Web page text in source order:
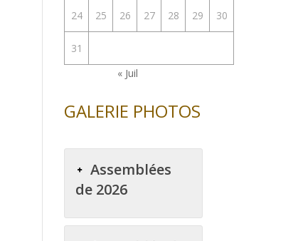
24 25 26 27 28 29 30
31
« Juil
GALERIE PHOTOS
Assemblées
de 2026